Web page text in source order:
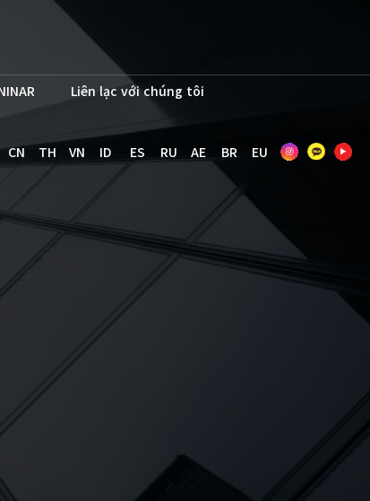
Liên lạc với chúng tôi
CN TH VN ID ES RU AE BR EU